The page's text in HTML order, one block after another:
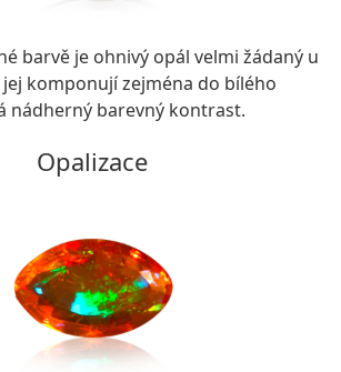
barvě je ohnivý opál velmi žádaný u
komponují zejména do bílého
nádherný barevný kontrast.
Opalizace